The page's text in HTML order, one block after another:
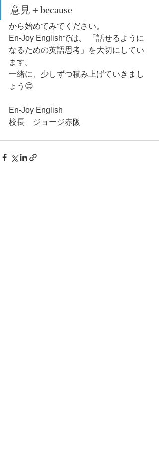
意見＋because
から始めてみてください。
En-Joy Englishでは、 「話せるように
なるための英語思考」を大切にしてい
ます。
一緒に、少しずつ積み上げていきまし
ょう😊
En-Joy English
校長　ジョージ赤阪